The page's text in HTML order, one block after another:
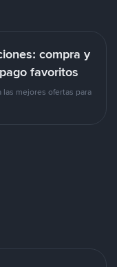
compra y
favoritos
las mejores ofertas para